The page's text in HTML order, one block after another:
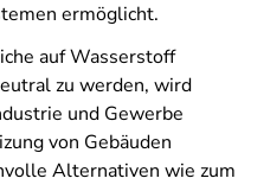
ermöglicht.
auf Wasserstoff
zu werden, wird
und Gewerbe
von Gebäuden
Alternativen wie zum